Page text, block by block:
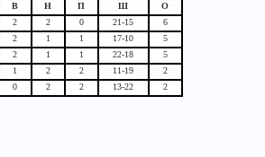
В Н П Ш
О
2 2 0 21-15
6
2 1 1 17-10
5
2 1 1 22-18
5
1 2 2 11-19
2
0 2 2 13-22 2